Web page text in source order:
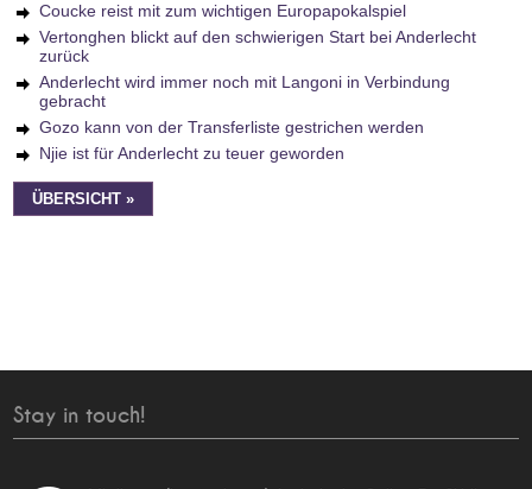
Coucke reist mit zum wichtigen Europapokalspiel
Vertonghen blickt auf den schwierigen Start bei Anderlecht
zurück
Anderlecht wird immer noch mit Langoni in Verbindung
gebracht
Gozo kann von der Transferliste gestrichen werden
Njie ist für Anderlecht zu teuer geworden
ÜBERSICHT »
Stay in touch!